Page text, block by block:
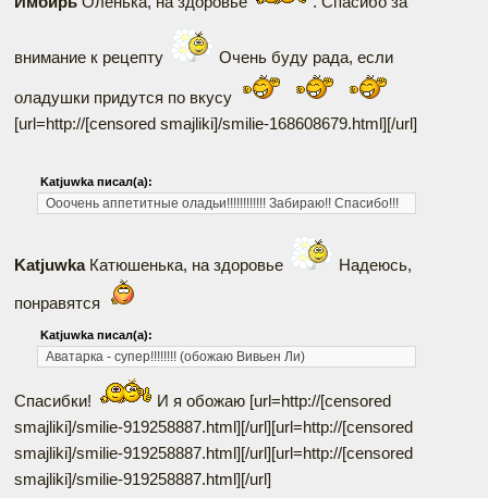
внимание к рецепту Очень буду рада, если
оладушки придутся по вкусу
[url=http://[censored smajliki]/smilie-168608679.html][/url]
Katjuwka писал(а):
Ооочень аппетитные оладьи!!!!!!!!!!!! Забираю!! Спасибо!!!
KatjuwkaКатюшенька, на здоровье Надеюсь,
понравятся
Katjuwka писал(а):
Аватарка - супер!!!!!!!! (обожаю Вивьен Ли)
Спасибки!
И я обожаю [url=http://[censored
smajliki]/smilie-919258887.html][/url][url=http://[censored
smajliki]/smilie-919258887.html][/url][url=http://[censored
smajliki]/smilie-919258887.html][/url]